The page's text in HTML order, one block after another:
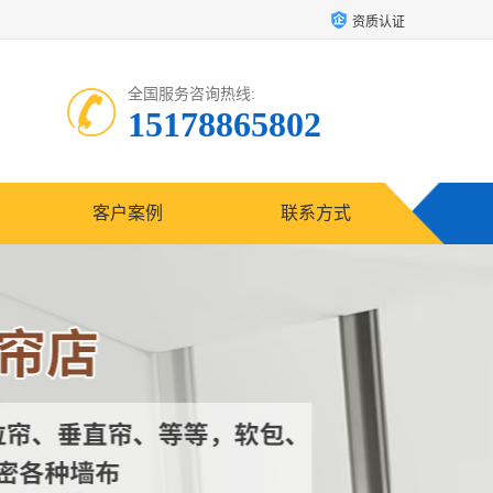
资质认证
全国服务咨询热线:
15178865802
客户案例 联系方式